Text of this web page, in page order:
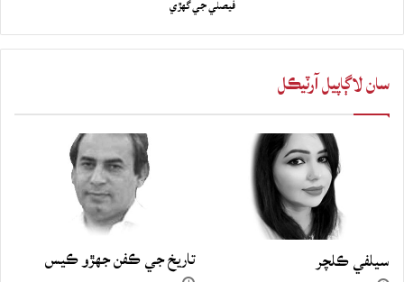
فيصلي جي گهڙي
سان لاڳاپيل آرٽيڪل
سيلفي ڪلچر تاريخ جي ڪفن جھڙو ڪيس